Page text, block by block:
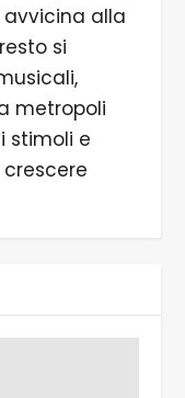
alla
si
metropoli
stimoli e